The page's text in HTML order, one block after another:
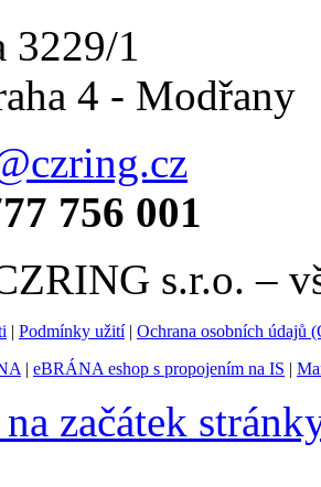
3229/1
4 - Modřany
756 001
s.r.o. –
| Podmínky užití| Ochrana osobních údajů
| eBRÁNA eshop s propojením na IS |
začátek